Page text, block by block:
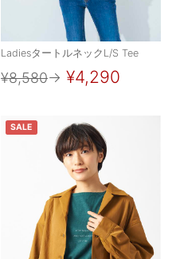
LadiesタートルネックL/S Tee
¥8,580→ ¥4,290
SALE